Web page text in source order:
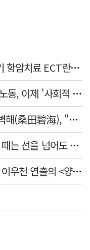
수술이 어려운 반려동물 종양, 전기 항암치료 ECT란? [반려동물 건강톡톡]
[이정식의 시대의 창]폭염 속 이동노동, 이제 '사회적 위험 관리'로 전환할 때
[뉴스로 보는 고사성어]<32>상전벽해(桑田碧海), "뽕나무밭이 푸른 바다가 되었다."
[김종섭의 광고 이야기] 광고를 할 때는 선을 넘어도 좋습니다.
[김건표의 연극리뷰] 오태영 신작, 이우천 연출의 <양은 양순하다>"국민을 온순한 양으로 길들이는 전체주의적 정치의 알레고리"